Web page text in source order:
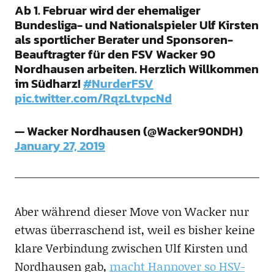
Ab 1. Februar wird der ehemaliger
Bundesliga- und Nationalspieler Ulf Kirsten
als sportlicher Berater und Sponsoren-
Beauftragter für den FSV Wacker 90
Nordhausen arbeiten. Herzlich Willkommen
im Südharz!#NurderFSV
pic.twitter.com/RqzLtvpcNd
— Wacker Nordhausen (@Wacker90NDH)
January 27, 2019
Aber während dieser Move von Wacker nur
etwas überraschend ist, weil es bisher keine
klare Verbindung zwischen Ulf Kirsten und
Nordhausen gab, macht Hannover so HSV-